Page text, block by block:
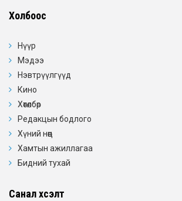
Холбоос
Нүүр
Мэдээ
Нэвтрүүлгүүд
Кино
Хөтөлбөр
Редакцын бодлого
Хүний нөөц
Хамтын ажиллагаа
Бидний тухай
Санал хүсэлт